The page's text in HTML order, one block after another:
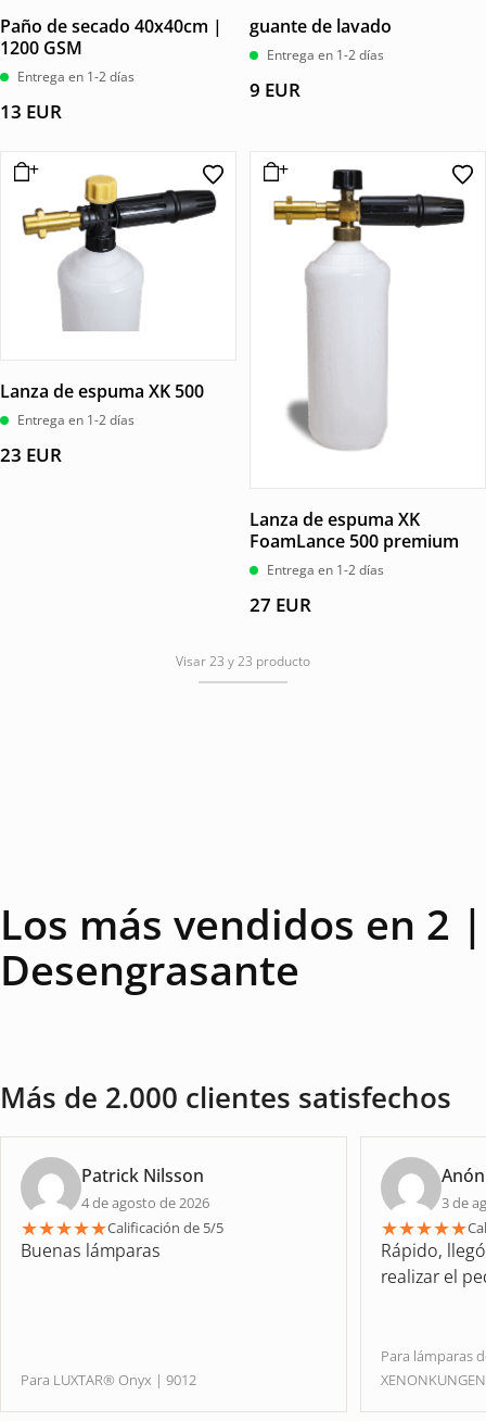
Paño de secado 40x40cm |
1200 GSM
Entrega en 1-2 días
13 EUR
guante de lavado
Entrega en 1-2 días
9 EUR
Lanza de espuma XK 500
Entrega en 1-2 días
23 EUR
Lanza de espuma XK
FoamLance 500 premium
Entrega en 1-2 días
27 EUR
Visar 23 y 23 producto
Los más vendidos en 2 |
Desengrasante
Más de 2.000 clientes satisfechos
Patrick Nilsson
4 de agosto de 2026
★★★★★Calificación de 5/5
Buenas lámparas
Para LUXTAR® Onyx | 9012
3 de
★★★★★
Rápido,
realizar el
Para lámparas